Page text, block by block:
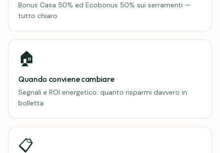
Bonus Casa 50% ed Ecobonus 50% sui serramenti —
tutto chiaro
🏠
Quando conviene cambiare
Segnali e ROI energetico: quanto risparmi davvero in
bolletta
📋